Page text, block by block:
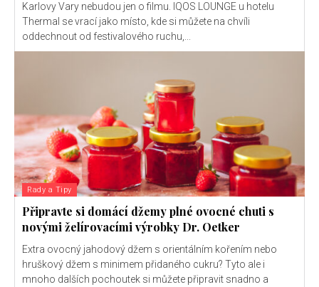
Karlovy Vary nebudou jen o filmu. IQOS LOUNGE u hotelu
Thermal se vrací jako místo, kde si můžete na chvíli
oddechnout od festivalového ruchu,...
Rady a Tipy
Připravte si domácí džemy plné ovocné chuti s
novými želírovacími výrobky Dr. Oetker
Extra ovocný jahodový džem s orientálním kořením nebo
hruškový džem s minimem přidaného cukru? Tyto ale i
mnoho dalších pochoutek si můžete připravit snadno a